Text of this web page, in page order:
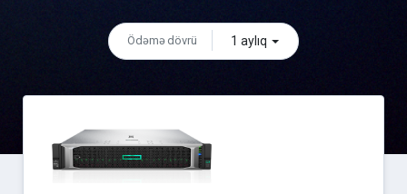
Ödəmə dövrü 1 aylıq